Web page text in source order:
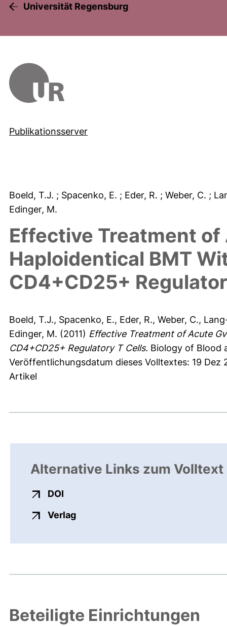
Universität Regensburg
Publikationsserver
Boeld, T.J. ; Spacenko, E. ; Eder, R. ; Weber, C. ;
Edinger, M.
Effective Treatment
Haploidentical BMT
CD4+CD25+
Boeld, T.J., Spacenko, E., Eder, R., Weber, C.,
Edinger, M. (2011) Effective Treatment of Acute
CD4+CD25+ Regulatory T Cells. Biology of Blood
Veröffentlichungsdatum dieses Volltextes: 19 Dez
Artikel
Alternative Links zum Volltext
DOI
Verlagexterner Link, öffnet neues
Beteiligte Einrichtungen